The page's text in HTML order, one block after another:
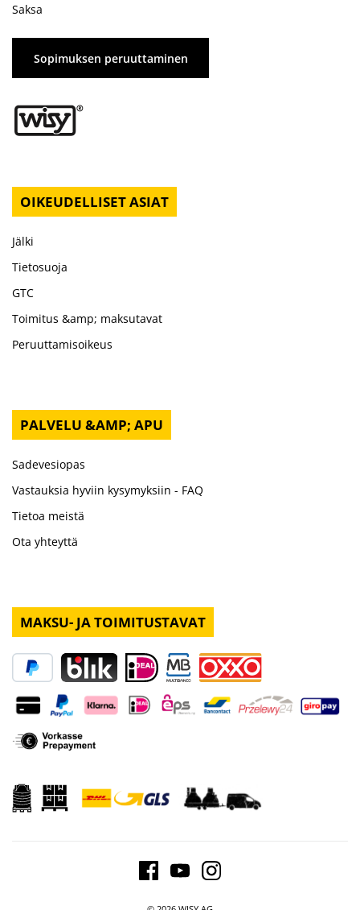
Saksa
Sopimuksen peruuttaminen
OIKEUDELLISET ASIAT
Jälki
Tietosuoja
GTC
Toimitus &amp; maksutavat
Peruuttamisoikeus
PALVELU &AMP; APU
Sadevesiopas
Vastauksia hyviin kysymyksiin - FAQ
Tietoa meistä
Ota yhteyttä
MAKSU- JA TOIMITUSTAVAT